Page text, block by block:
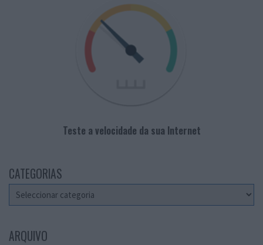
Teste a velocidade da sua Internet
CATEGORIAS
Categorias
ARQUIVO